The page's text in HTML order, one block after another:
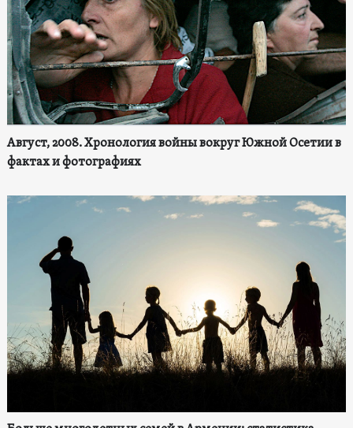
Август, 2008. Хронология войны вокруг Южной Осетии в
фактах и фотографиях